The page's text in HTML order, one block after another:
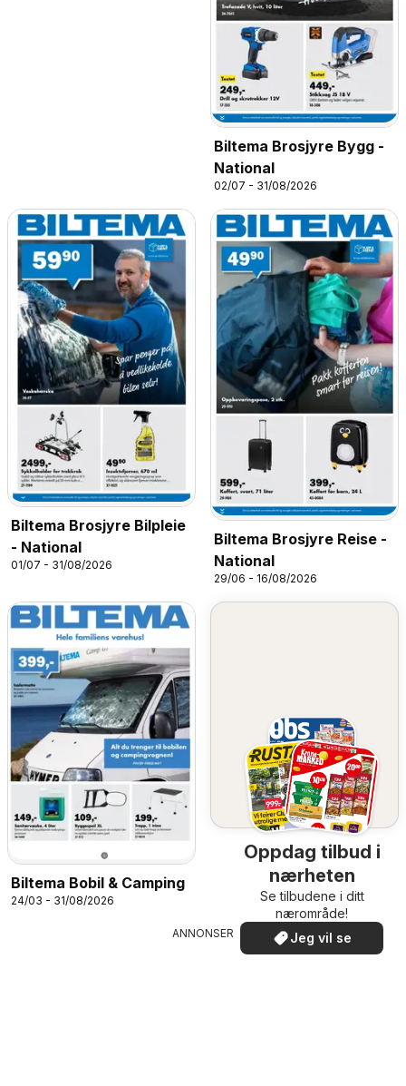
Biltema Brosjyre Bygg -
National
02/07 - 31/08/2026
Biltema Brosjyre Bilpleie
- National
01/07 - 31/08/2026
Biltema Brosjyre Reise -
National
29/06 - 16/08/2026
Biltema Bobil & Camping
24/03 - 31/08/2026
Oppdag tilbud i
nærheten
Se tilbudene i ditt
nærområde!
Jeg vil se
ANNONSER